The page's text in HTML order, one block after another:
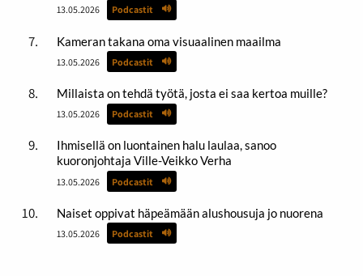
13.05.2026 Podcastit
Kameran takana oma visuaalinen maailma
13.05.2026 Podcastit
Millaista on tehdä työtä, josta ei saa kertoa muille?
13.05.2026 Podcastit
Ihmisellä on luontainen halu laulaa, sanoo
kuoronjohtaja Ville-Veikko Verha
13.05.2026 Podcastit
Naiset oppivat häpeämään alushousuja jo nuorena
13.05.2026 Podcastit